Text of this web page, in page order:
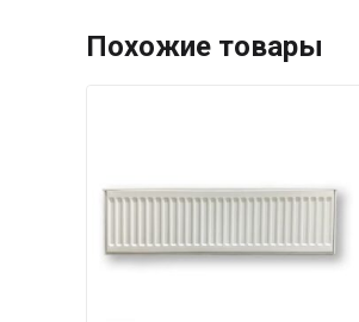
Похожие товары